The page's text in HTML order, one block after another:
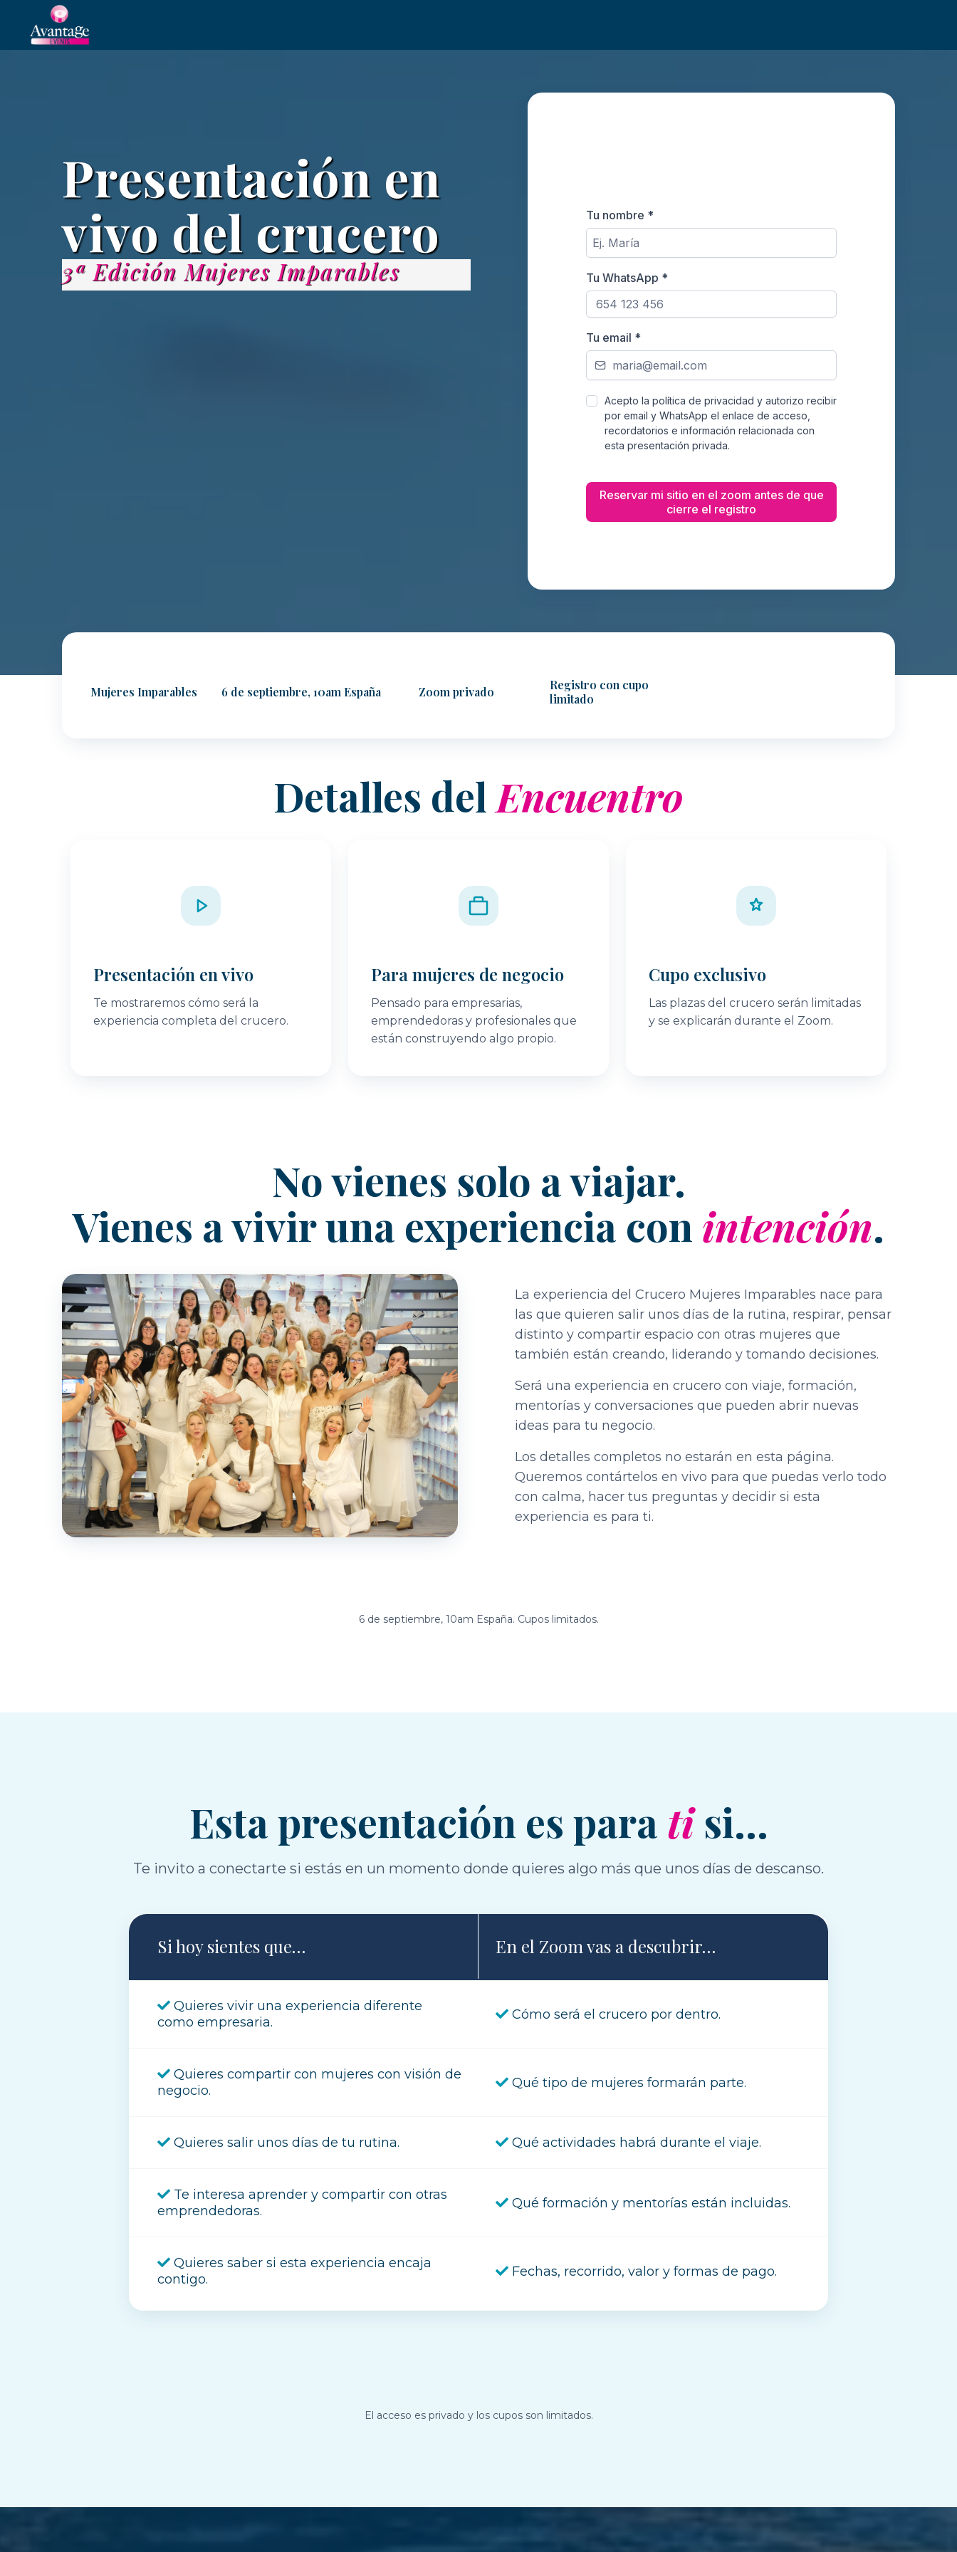
Presentación en
vivo del crucero
3ª Edición Mujeres Imparables
Tu nombre *
Tu WhatsApp *
Tu email *
Acepto la política de privacidad y autorizo recibir
por email y WhatsApp el enlace de acceso,
recordatorios e información relacionada con
esta presentación privada.
Reservar mi sitio en el zoom antes de que
cierre el registro
Mujeres Imparables 6 de septiembre, 10am España Zoom privado
Registro con cupo
limitado
Detalles del Encuentro
Presentación en vivo
Te mostraremos cómo será la
experiencia completa del crucero.
Para mujeres de negocio
Pensado para empresarias,
emprendedoras y profesionales que
están construyendo algo propio.
Cupo exclusivo
Las plazas del crucero serán limitadas
y se explicarán durante el Zoom.
No vienes solo a viajar.
Vienes a vivir una experiencia con intención.
La experiencia del Crucero Mujeres Imparables nace para
las que quieren salir unos días de la rutina, respirar, pensar
distinto y compartir espacio con otras mujeres que
también están creando, liderando y tomando decisiones.
Será una experiencia en crucero con viaje, formación,
mentorías y conversaciones que pueden abrir nuevas
ideas para tu negocio.
Los detalles completos no estarán en esta página.
Queremos contártelos en vivo para que puedas verlo todo
con calma, hacer tus preguntas y decidir si esta
experiencia es para ti.
6 de septiembre, 10am España. Cupos limitados.
Esta presentación es para tisi...
Te invito a conectarte si estás en un momento donde quieres algo más que unos días de descanso.
Si hoy sientes que… En el Zoom vas a descubrir…
Quieres vivir una experiencia diferente
como empresaria.
Cómo será el crucero por dentro.
Quieres compartir con mujeres con visión de
negocio.
Qué tipo de mujeres formarán parte.
Quieres salir unos días de tu rutina. Qué actividades habrá durante el viaje.
Te interesa aprender y compartir con otras
emprendedoras.
Qué formación y mentorías están incluidas.
Quieres saber si esta experiencia encaja
contigo.
Fechas, recorrido, valor y formas de pago.
El acceso es privado y los cupos son limitados.